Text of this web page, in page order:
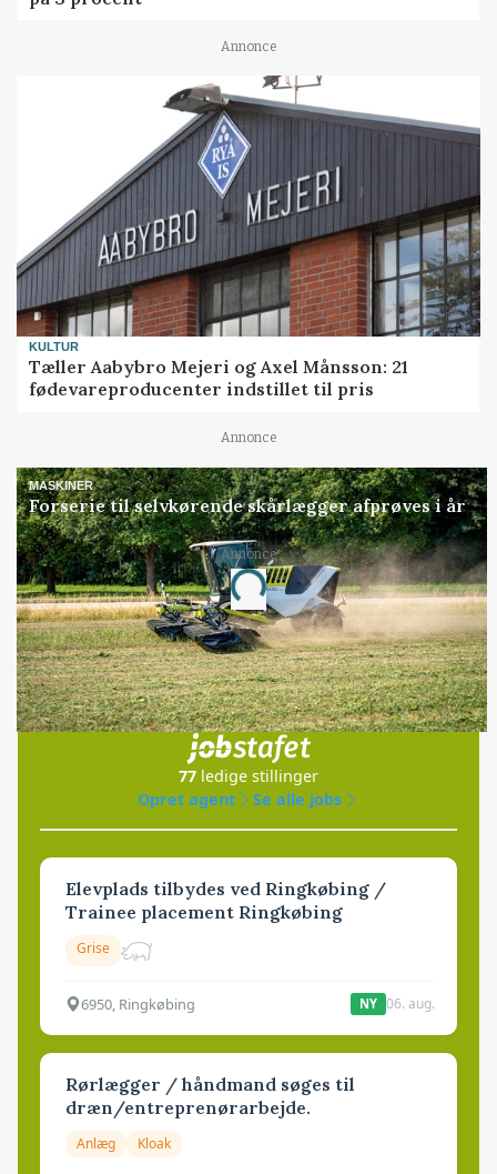
Annonce
KULTUR
Tæller Aabybro Mejeri og Axel Månsson: 21
fødevareproducenter indstillet til pris
Annonce
MASKINER
Forserie til selvkørende skårlægger afprøves i år
Annonce
Loading...
Jobs
i samarbejde med
77 ledige stillinger
Opret agent
Se alle jobs
Elevplads tilbydes ved Ringkøbing /
Trainee placement Ringkøbing
Grise
6950, Ringkøbing NY 06. aug.
Rørlægger / håndmand søges til
dræn/entreprenørarbejde.
Anlæg Kloak